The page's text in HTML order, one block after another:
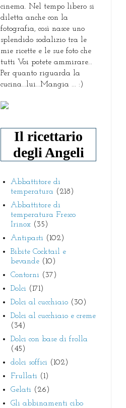
cinema. Nel tempo libero si
diletta anche con la
fotografia, così nasce uno
splendido sodalizio tra le
mie ricette e le sue foto che
tutti Voi potete ammirare...
Per quanto riguarda la
cucina...lui...Mangia ... :)
Il ricettario
degli Angeli
Abbattitore di
temperatura (218)
Abbattitore di
temperatura Fresco
Irinox (35)
Antipasti (102)
Bibite Cocktail e
bevande (10)
Contorni (37)
Dolci (171)
Dolci al cucchiaio (30)
Dolci al cucchiaio e creme
(34)
Dolci con base di frolla
(45)
dolci soffici (102)
Frullati (1)
Gelati (26)
Gli abbinamenti cibo